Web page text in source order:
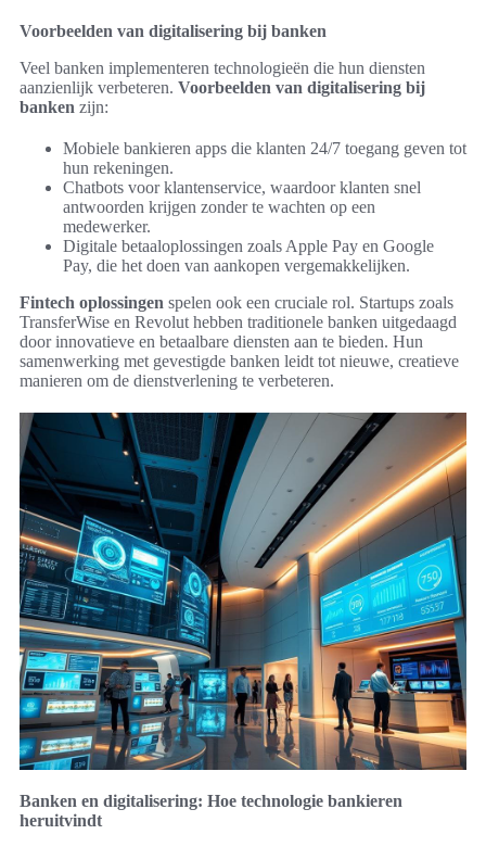
Voorbeelden van digitalisering bij banken
Veel banken implementeren technologieën die hun diensten
aanzienlijk verbeteren. Voorbeelden van digitalisering bij
banken zijn:
Mobiele bankieren apps die klanten 24/7 toegang geven tot
hun rekeningen.
Chatbots voor klantenservice, waardoor klanten snel
antwoorden krijgen zonder te wachten op een
medewerker.
Digitale betaaloplossingen zoals Apple Pay en Google
Pay, die het doen van aankopen vergemakkelijken.
Fintech oplossingen spelen ook een cruciale rol. Startups zoals
TransferWise en Revolut hebben traditionele banken uitgedaagd
door innovatieve en betaalbare diensten aan te bieden. Hun
samenwerking met gevestigde banken leidt tot nieuwe, creatieve
manieren om de dienstverlening te verbeteren.
Banken en digitalisering: Hoe technologie bankieren
heruitvindt